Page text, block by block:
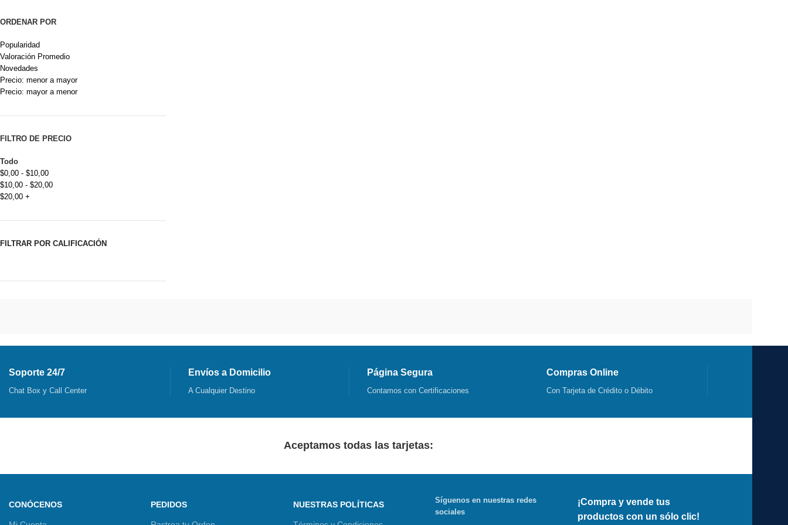
ORDENAR POR
Popularidad
Valoración Promedio
Novedades
Precio: menor a mayor
Precio: mayor a menor
FILTRO DE PRECIO
Todo
$0,00 - $10,00
$10,00 - $20,00
$20,00 +
FILTRAR POR CALIFICACIÓN
Soporte 24/7
Chat Box y Call Center
Envíos a Domicilio
A Cualquier Destino
Página Segura
Contamos con Certificaciones
Compras Online
Con Tarjeta de Crédito o Débito
Aceptamos todas las tarjetas:
CONÓCENOS PEDIDOS NUESTRAS POLÍTICAS
Síguenos en nuestras redes
sociales
¡Compra y vende tus
productos con un sólo clic!